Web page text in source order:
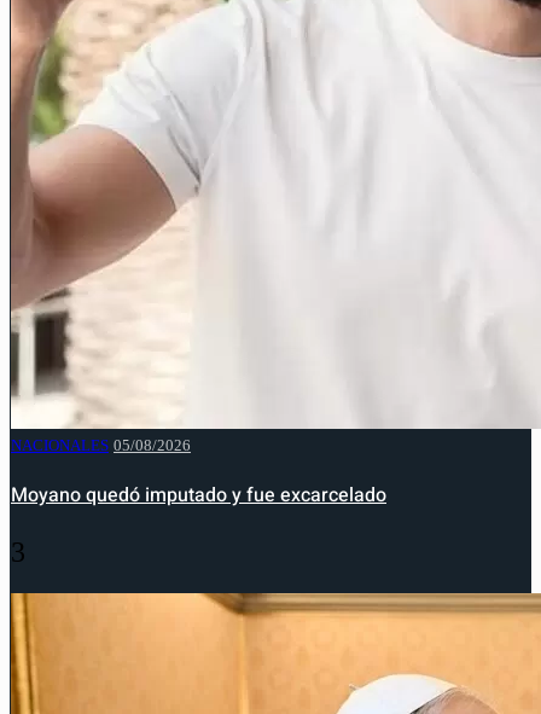
NACIONALES 05/08/2026
Moyano quedó imputado y fue excarcelado
3